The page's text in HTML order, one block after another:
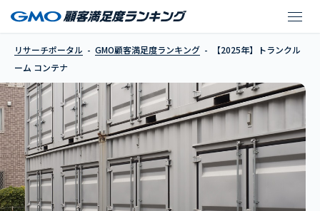
【2025年】トランクル
リサーチポータル GMO顧客満足度ランキング
【2025年】トランクル
ーム コンテナ